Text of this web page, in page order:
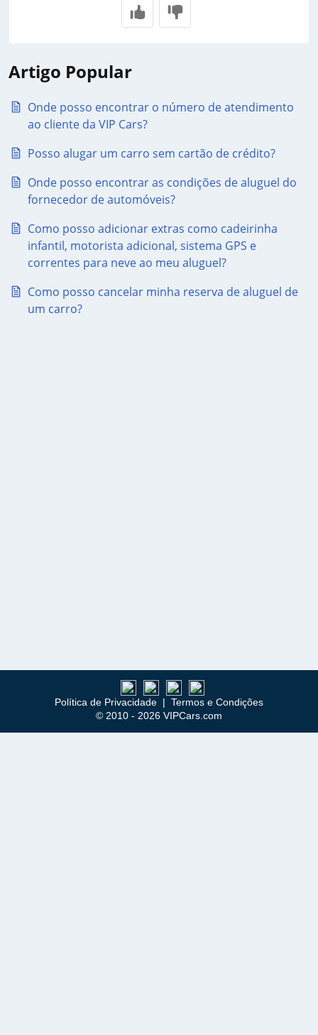
Artigo Popular
Onde posso encontrar o número de atendimento
ao cliente da VIP Cars?
Posso alugar um carro sem cartão de crédito?
Onde posso encontrar as condições de aluguel do
fornecedor de automóveis?
Como posso adicionar extras como cadeirinha
infantil, motorista adicional, sistema GPS e
correntes para neve ao meu aluguel?
Como posso cancelar minha reserva de aluguel de
um carro?
Política de Privacidade | Termos e Condições
© 2010 - 2026 VIPCars.com